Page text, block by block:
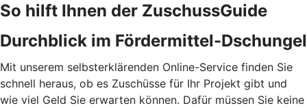
So hilft Ihnen der ZuschussGuide
Durchblick im Fördermittel-Dschungel
Mit unserem selbsterklärenden Online-Service finden Sie
schnell heraus, ob es Zuschüsse für Ihr Projekt gibt und
wie viel Geld Sie erwarten können. Dafür müssen Sie keine